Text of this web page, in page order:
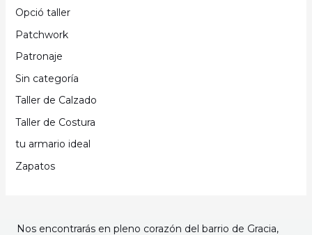
Opció taller
Patchwork
Patronaje
Sin categoría
Taller de Calzado
Taller de Costura
tu armario ideal
Zapatos
Nos encontrarás en pleno corazón del barrio de Gracia,